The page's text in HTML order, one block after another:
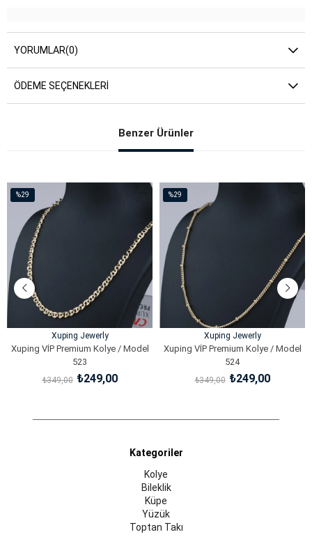
YORUMLAR(0)
ÖDEME SEÇENEKLERI
Benzer Ürünler
%29
%29İndirim
Xuping Jewerly
Xuping VİP Premium Kolye / Model
523
₺249,00
₺349,00
%29
%29İndirim
Xuping Jewerly
Xuping VİP Premium Kolye / Model
524
₺249,00
₺349,00
Kategoriler
Kolye
Bileklik
Küpe
Yüzük
Toptan Takı